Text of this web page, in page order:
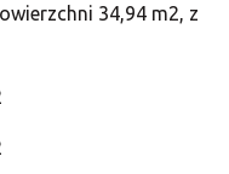
34,94 m2, z